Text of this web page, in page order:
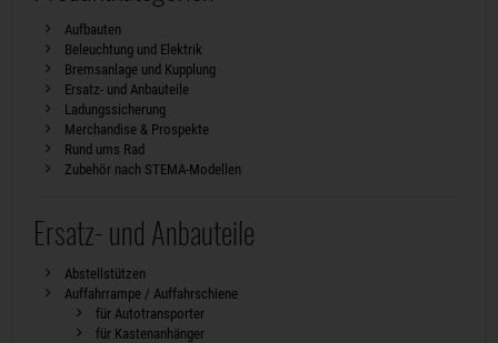
Aufbauten
Beleuchtung und Elektrik
Bremsanlage und Kupplung
Ersatz- und Anbauteile
Ladungssicherung
Merchandise & Prospekte
Rund ums Rad
Zubehör nach STEMA-Modellen
Ersatz- und Anbauteile
Abstellstützen
Auffahrrampe / Auffahrschiene
für Autotransporter
für Kastenanhänger